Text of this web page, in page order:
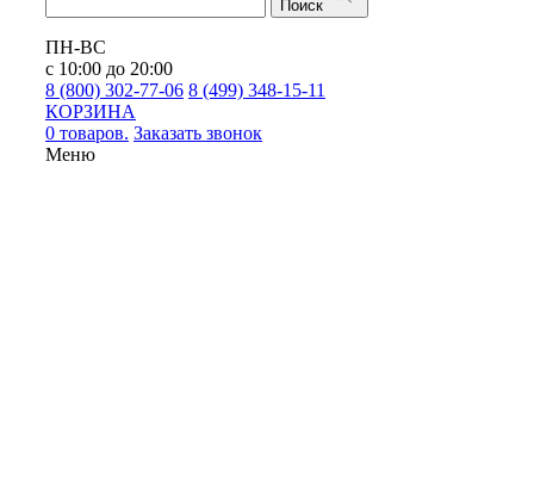
Поиск
ПН-ВС
с 10:00 до 20:00
8 (800) 302-77-06 8 (499) 348-15-11
КОРЗИНА
0 товаров. Заказать звонок
Меню